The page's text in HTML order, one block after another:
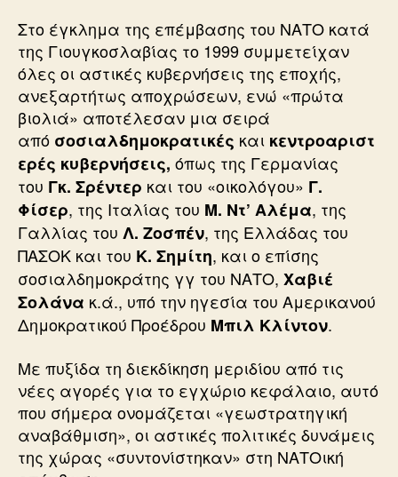
Στο έγκλημα της επέμβασης του ΝΑΤΟ κατά
της Γιουγκοσλαβίας το 1999 συμμετείχαν
όλες οι αστικές κυβερνήσεις της εποχής,
ανεξαρτήτως αποχρώσεων, ενώ «πρώτα
βιολιά» αποτέλεσαν μια σειρά
από σοσιαλδημοκρατικές και κεντροαριστ
ερές κυβερνήσεις, όπως της Γερμανίας
του Γκ. Σρέντερ και του «οικολόγου» Γ.
Φίσερ, της Ιταλίας του Μ. Ντ’ Αλέμα, της
Γαλλίας του Λ. Ζοσπέν, της Ελλάδας του
ΠΑΣΟΚ και του Κ. Σημίτη, και ο επίσης
σοσιαλδημοκράτης γγ του ΝΑΤΟ, Χαβιέ
Σολάνα κ.ά., υπό την ηγεσία του Αμερικανού
Δημοκρατικού Προέδρου Μπιλ Κλίντον.
Με πυξίδα τη διεκδίκηση μεριδίου από τις
νέες αγορές για το εγχώριο κεφάλαιο, αυτό
που σήμερα ονομάζεται «γεωστρατηγική
αναβάθμιση», οι αστικές πολιτικές δυνάμεις
της χώρας «συντονίστηκαν» στη ΝΑΤΟική